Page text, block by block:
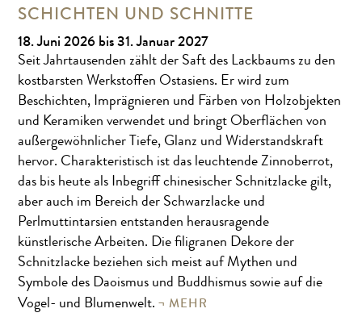
SCHICHTEN UND SCHNITTE
18. Juni 2026 bis 31. Januar 2027
Seit Jahrtausenden zählt der Saft des Lackbaums zu den
kostbarsten Werkstoffen Ostasiens. Er wird zum
Beschichten, Imprägnieren und Färben von Holzobjekten
und Keramiken verwendet und bringt Oberflächen von
außergewöhnlicher Tiefe, Glanz und Widerstandskraft
hervor. Charakteristisch ist das leuchtende Zinnoberrot,
das bis heute als Inbegriff chinesischer Schnitzlacke gilt,
aber auch im Bereich der Schwarzlacke und
Perlmuttintarsien entstanden herausragende
künstlerische Arbeiten. Die filigranen Dekore der
Schnitzlacke beziehen sich meist auf Mythen und
Symbole des Daoismus und Buddhismus sowie auf die
Vogel- und Blumenwelt.
MEHR